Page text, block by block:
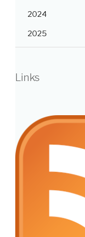
2024
2025
Links